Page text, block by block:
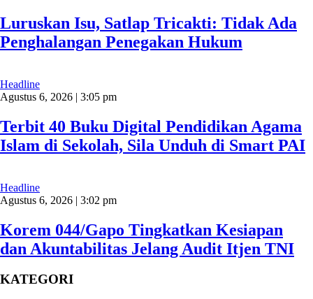
Luruskan Isu, Satlap Tricakti: Tidak Ada
Penghalangan Penegakan Hukum
Headline
Agustus 6, 2026 | 3:05 pm
Terbit 40 Buku Digital Pendidikan Agama
Islam di Sekolah, Sila Unduh di Smart PAI
Headline
Agustus 6, 2026 | 3:02 pm
Korem 044/Gapo Tingkatkan Kesiapan
dan Akuntabilitas Jelang Audit Itjen TNI
KATEGORI